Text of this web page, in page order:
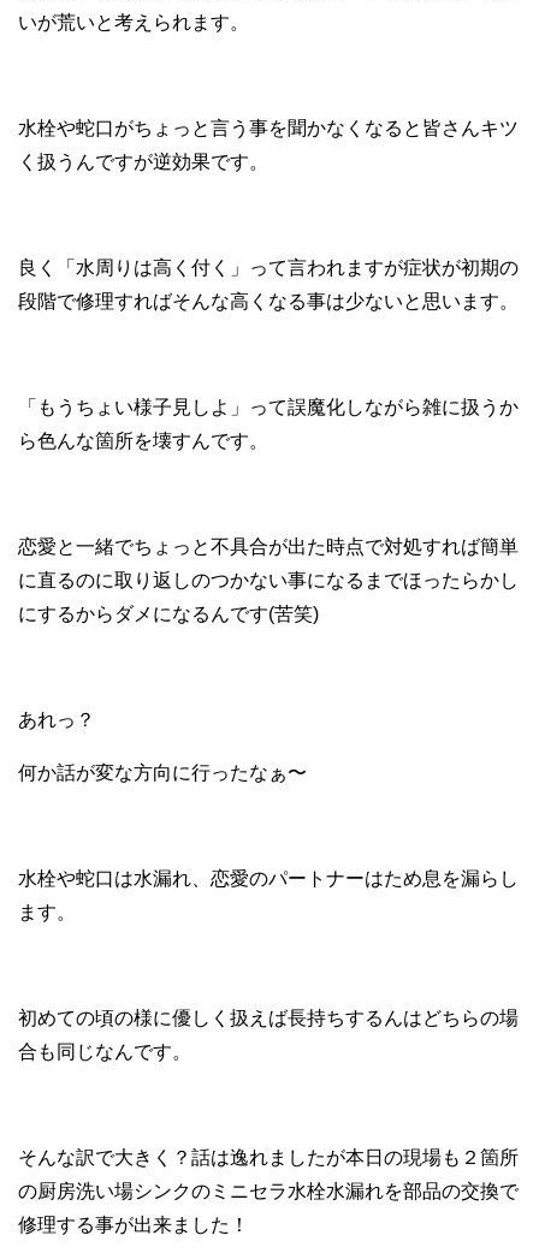
いが荒いと考えられます。
水栓や蛇口がちょっと言う事を聞かなくなると皆さんキツ
く扱うんですが逆効果です。
良く「水周りは高く付く」って言われますが症状が初期の
段階で修理すればそんな高くなる事は少ないと思います。
「もうちょい様子見しよ」って誤魔化しながら雑に扱うか
ら色んな箇所を壊すんです。
恋愛と一緒でちょっと不具合が出た時点で対処すれば簡単
に直るのに取り返しのつかない事になるまでほったらかし
にするからダメになるんです(苦笑)
あれっ？
何か話が変な方向に行ったなぁ〜
水栓や蛇口は水漏れ、恋愛のパートナーはため息を漏らし
ます。
初めての頃の様に優しく扱えば長持ちするんはどちらの場
合も同じなんです。
そんな訳で大きく？話は逸れましたが本日の現場も２箇所
の厨房洗い場シンクのミニセラ水栓水漏れを部品の交換で
修理する事が出来ました！